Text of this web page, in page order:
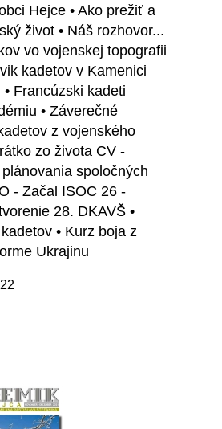
Hejce • Ako prežiť a
život • Náš rozhovor...
vo vojenskej topografii
kadetov v Kamenici
Francúzski kadeti
• Záverečné
z vojenského
zo života CV -
spoločných
- Začal ISOC 26 -
28. DKAVŠ •
• Kurz boja z
Ukrajinu